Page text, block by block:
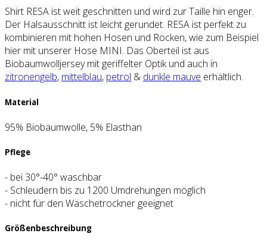
Shirt RESA ist weit geschnitten und wird zur Taille hin enger.
Der Halsausschnitt ist leicht gerundet. RESA ist perfekt zu
kombinieren mit hohen Hosen und Röcken, wie zum Beispiel
hier mit unserer Hose MINI. Das Oberteil ist aus
Biobaumwolljersey mit geriffelter Optik und auch in
zitronengelb, mittelblau, petrol & dunkle mauve erhältlich.
Material
95% Biobaumwolle, 5% Elasthan
Pflege
- bei 30°-40° waschbar
- Schleudern bis zu 1200 Umdrehungen möglich
- nicht für den Wäschetrockner geeignet
Größenbeschreibung